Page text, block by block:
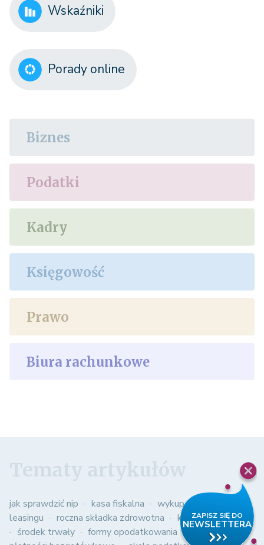
Wskaźniki
Porady online
Biznes
Podatki
Kadry
Księgowość
Prawo
Biura rachunkowe
jak sprawdzić nip kasa fiskalna
wykup samochodu z
leasingu
roczna składka zdrowotna
kasowy pit
środek trwały
formy opodatkowania
obowiązkowe